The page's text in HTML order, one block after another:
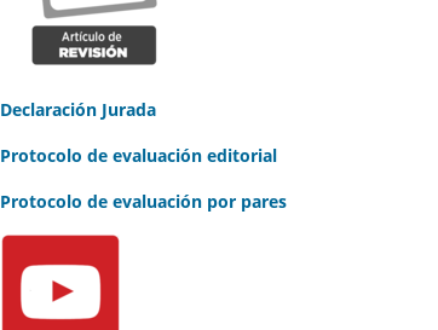
Declaración Jurada
Protocolo de evaluación editorial
Protocolo de evaluación por pares